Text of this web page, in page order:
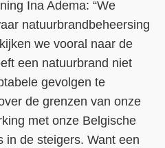
Ina Adema: “We
natuurbrandbeheersing
we vooral naar de
een natuurbrand niet
gevolgen te
de grenzen van onze
met onze Belgische
in de steigers. Want een